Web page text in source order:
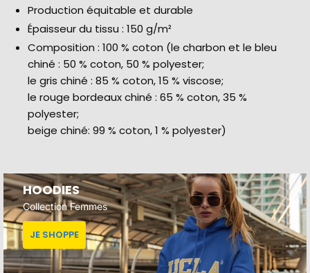
Production équitable et durable
Épaisseur du tissu : 150 g/m²
Composition : 100 % coton (le charbon et le bleu
chiné : 50 % coton, 50 % polyester;
le gris chiné : 85 % coton, 15 % viscose;
le rouge bordeaux chiné : 65 % coton, 35 %
polyester;
beige chiné: 99 % coton, 1 % polyester)
HOODIES
Collection Femmes
JE SHOPPE